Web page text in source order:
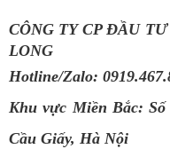
CÔNG TY CP ĐẦU
LONG
Hotline/Zalo:
Khu vực Miền Bắc:
Cầu Giấy, Hà Nội